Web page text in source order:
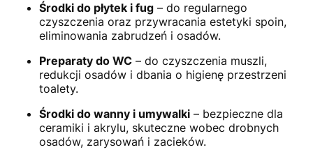
Środki do płytek i fug – do regularnego
czyszczenia oraz przywracania estetyki spoin,
eliminowania zabrudzeń i osadów.
Preparaty do WC – do czyszczenia muszli,
redukcji osadów i dbania o higienę przestrzeni
toalety.
Środki do wanny i umywalki – bezpieczne dla
ceramiki i akrylu, skuteczne wobec drobnych
osadów, zarysowań i zacieków.